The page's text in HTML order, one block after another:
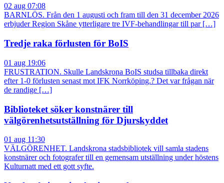
02 aug 07:08
BARNLÖS. Från den 1 augusti och fram till den 31 december 2026
erbjuder Region Skåne ytterligare tre IVF-behandlingar till par […]
Tredje raka förlusten för BoIS
01 aug 19:06
FRUSTRATION. Skulle Landskrona BoIS studsa tillbaka direkt
efter 1-0 förlusten senast mot IFK Norrköping.? Det var frågan när
de randige […]
Biblioteket söker konstnärer till
välgörenhetsutställning för Djurskyddet
01 aug 11:30
VÄLGÖRENHET. Landskrona stadsbibliotek vill samla stadens
konstnärer och fotografer till en gemensam utställning under höstens
Kulturnatt med ett gott syfte.